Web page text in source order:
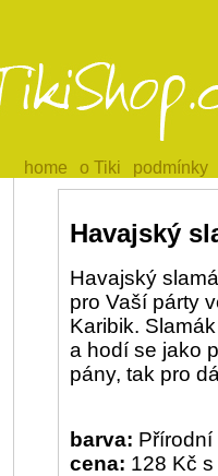
home
home o Tiki
o Tiki podmínky
podmínky
Havajský
Havajský
pro Vaší párty
Karibik.
a hodí se jako
pány, tak pro
barva: Přírodní
cena: 128 Kč